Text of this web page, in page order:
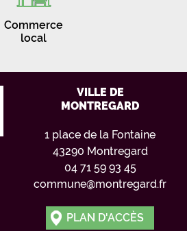
Commerce
local
VILLE DE
MONTREGARD
1 place de la Fontaine
43290 Montregard
04 71 59 93 45
commune@montregard.fr
PLAN D'ACCÈS